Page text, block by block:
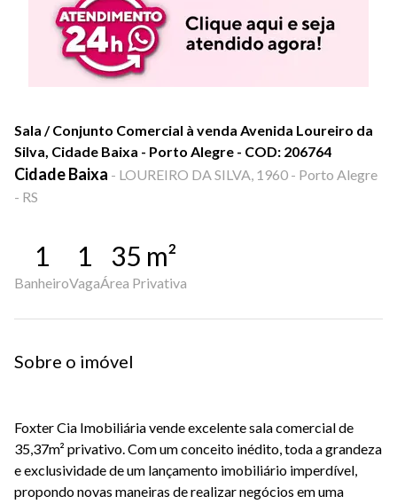
Sala / Conjunto Comercial à venda Avenida Loureiro da
Silva, Cidade Baixa - Porto Alegre - COD: 206764
Cidade Baixa - LOUREIRO DA SILVA, 1960 - Porto Alegre
- RS
1
Banheiro
1
Vaga
35 m²
Área Privativa
Sobre o imóvel
Foxter Cia Imobiliária vende excelente sala comercial de
35,37m² privativo. Com um conceito inédito, toda a grandeza
e exclusividade de um lançamento imobiliário imperdível,
propondo novas maneiras de realizar negócios em uma